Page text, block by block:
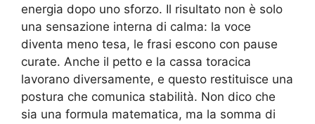
energia dopo uno sforzo. Il risultato non è solo
una sensazione interna di calma: la voce
diventa meno tesa, le frasi escono con pause
curate. Anche il petto e la cassa toracica
lavorano diversamente, e questo restituisce una
postura che comunica stabilità. Non dico che
sia una formula matematica, ma la somma di